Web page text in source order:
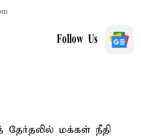
Follow Us
தேர்தலில் மக்கள் நீதி